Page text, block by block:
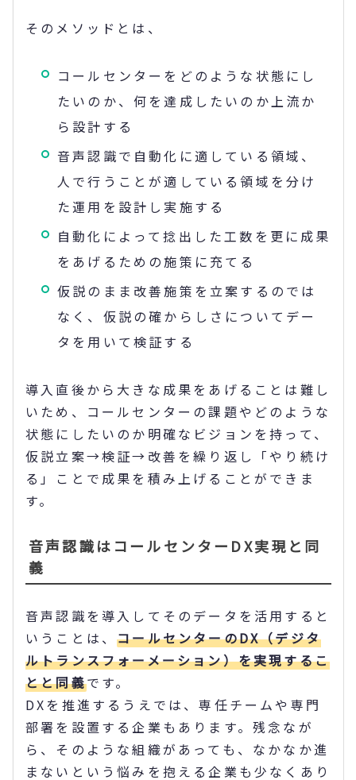
そのメソッドとは、
コールセンターをどのような状態にし
たいのか、何を達成したいのか上流か
ら設計する
音声認識で自動化に適している領域、
人で行うことが適している領域を分け
た運用を設計し実施する
自動化によって捻出した工数を更に成果
をあげるための施策に充てる
仮説のまま改善施策を立案するのでは
なく、仮説の確からしさについてデー
タを用いて検証する
導入直後から大きな成果をあげることは難し
いため、コールセンターの課題やどのような
状態にしたいのか明確なビジョンを持って、
仮説立案→検証→改善を繰り返し「やり続け
る」ことで成果を積み上げることができま
す。
音声認識はコールセンターDX実現と同
義
音声認識を導入してそのデータを活用すると
いうことは、コールセンターのDX（デジタ
ルトランスフォーメーション）を実現するこ
とと同義です。
DXを推進するうえでは、専任チームや専門
部署を設置する企業もあります。残念なが
ら、そのような組織があっても、なかなか進
まないという悩みを抱える企業も少なくあり